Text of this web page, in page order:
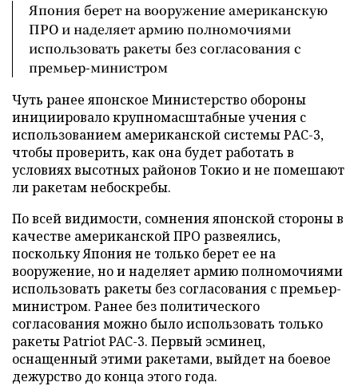
Япония берет на вооружение американскую
ПРО и наделяет армию полномочиями
использовать ракеты без согласования с
премьер-министром
Чуть ранее японское Министерство обороны
инициировало крупномасштабные учения с
использованием американской системы РАС-3,
чтобы проверить, как она будет работать в
условиях высотных районов Токио и не помешают
ли ракетам небоскребы.
По всей видимости, сомнения японской стороны в
качестве американской ПРО развеялись,
поскольку Япония не только берет ее на
вооружение, но и наделяет армию полномочиями
использовать ракеты без согласования с премьер-
министром. Ранее без политического
согласования можно было использовать только
ракеты Patriot PAC-3. Первый эсминец,
оснащенный этими ракетами, выйдет на боевое
дежурство до конца этого года.